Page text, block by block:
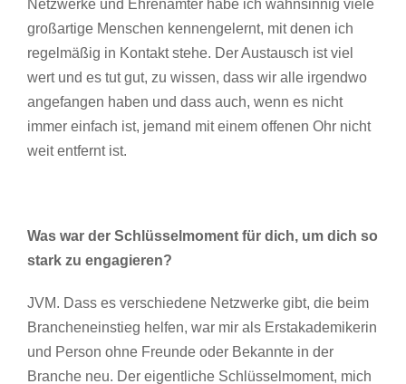
Netzwerke und Ehrenämter habe ich wahnsinnig viele
großartige Menschen kennengelernt, mit denen ich
regelmäßig in Kontakt stehe. Der Austausch ist viel
wert und es tut gut, zu wissen, dass wir alle irgendwo
angefangen haben und dass auch, wenn es nicht
immer einfach ist, jemand mit einem offenen Ohr nicht
weit entfernt ist.
Was war der Schlüsselmoment für dich, um dich so
stark zu engagieren?
JVM. Dass es verschiedene Netzwerke gibt, die beim
Brancheneinstieg helfen, war mir als Erstakademikerin
und Person ohne Freunde oder Bekannte in der
Branche neu. Der eigentliche Schlüsselmoment, mich